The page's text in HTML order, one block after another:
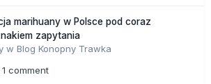
marihuany w Polsce pod coraz
zapytania
w Blog Konopny Trawka
1 comment